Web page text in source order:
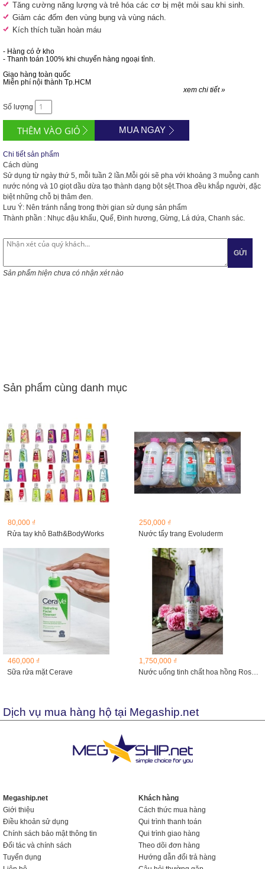
Tăng cường năng lượng và trẻ hóa các cơ bị mệt mỏi sau khi sinh.
Giảm các đốm đen vùng bụng và vùng nách.
Kích thích tuần hoàn máu
- Hàng có ở kho
- Thanh toán 100% khi chuyển hàng ngoại tỉnh.
Giao hàng toàn quốc
Miễn phí nội thành Tp.HCM
xem chi tiết »
Số lượng
MUA NGAY
Chi tiết sản phẩm
Cách dùng
Sử dụng từ ngày thứ 5, mỗi tuần 2 lần.Mỗi gói sẽ pha với khoảng 3 muỗng canh
nước nóng và 10 giọt dầu dừa tạo thành dạng bột sệt.Thoa đều khắp người, đặc
biệt những chỗ bị thâm đen.
Lưu Ý: Nên tránh nắng trong thời gian sử dụng sản phẩm
Thành phần : Nhục đậu khấu, Quế, Đinh hương, Gừng, Lá dứa, Chanh sác.
GỬI
Sản phẩm hiện chưa có nhận xét nào
Sản phẩm cùng danh mục
80,000 ₫
Rửa tay khô Bath&BodyWorks
250,000 ₫
Nước tẩy trang Evoluderm
460,000 ₫
Sữa rửa mặt Cerave
1,750,000 ₫
Nước uống tinh chất hoa hồng Rose Water 500ml
Dịch vụ mua hàng hộ tại Megaship.net
Megaship.net
Giới thiệu
Điều khoản sử dụng
Chính sách bảo mật thông tin
Đối tác và chính sách
Tuyển dụng
Khách hàng
Cách thức mua hàng
Qui trình thanh toán
Qui trình giao hàng
Theo dõi đơn hàng
Hướng dẫn đổi trả hàng